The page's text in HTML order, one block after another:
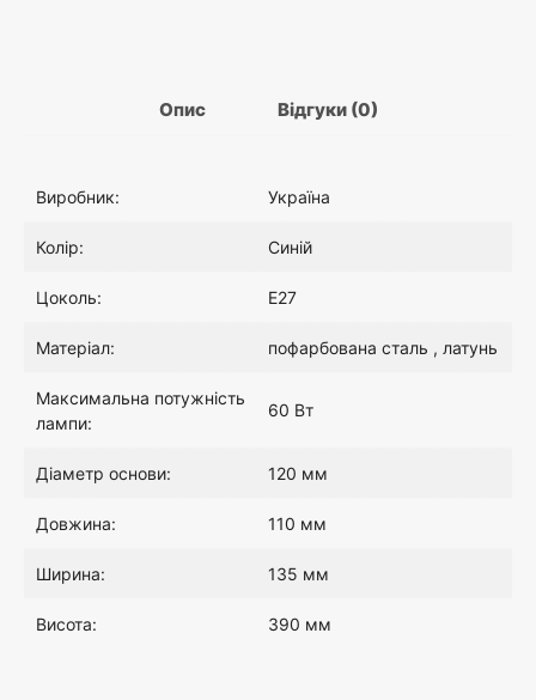
Опис Відгуки (0)
Виробник: Україна
Колір: Синій
Цоколь: E27
Матеріал: пофарбована сталь , латунь
Максимальна потужність
лампи:
60 Вт
Діаметр основи: 120 мм
Довжина: 110 мм
Ширина: 135 мм
Висота: 390 мм